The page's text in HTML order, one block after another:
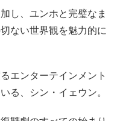
し、ユンホと完璧なま
ない世界観を魅力的に
エンターテインメント
る、シン・イェウン。